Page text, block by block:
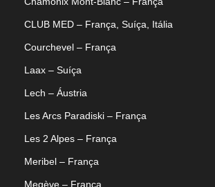
CLUB MED – França, Suíça, Itália
Courchevel – França
Laax – Suíça
Lech – Áustria
Les Arcs Paradiski – França
Les 2 Alpes – França
Meribel – França
Megève – França